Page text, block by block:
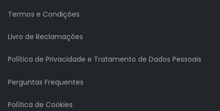
Termos e Condições
Livro de Reclamações
Política de Privacidade e Tratamento de Dados Pessoais
Perguntas Frequentes
Política de Cookies